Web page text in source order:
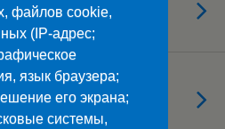
познаем.
и вода …
файлов cookie,
(IP-адрес;
язык браузера;
его экрана;
системы,